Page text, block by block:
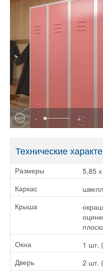
- +
Технические
Размеры 5,85
Каркас
Крыша
Окна 1 шт.
Дверь 2 шт.